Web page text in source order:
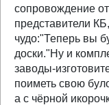
сопровождение
представители
чудо:"Теперь вы
доски."Ну и
заводы-
поиметь свою
а с чёрной